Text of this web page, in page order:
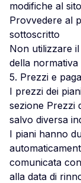
modifiche al
Provvedere al
sottoscritto
Non utilizzare
della normativa
5. Prezzi e
I prezzi dei
sezione Prezzi
salvo diversa
I piani hanno
comunicata
alla data di